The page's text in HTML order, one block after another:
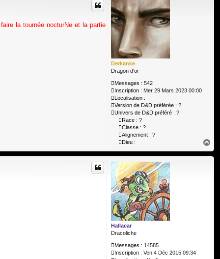
Derkanke
Dragon d'or
Messages : 542
Inscription : Mer 29 Mars 2023 00:00
Localisation :
Version de D&D préférée : ?
Univers de D&D préféré : ?
Race : ?
Classe : ?
Alignement : ?
Dieu :
la tournée nocturNe et la partie
a
u
Hallacar
Dracoliche
Messages : 14585
Inscription : Ven 4 Déc 2015 09:34